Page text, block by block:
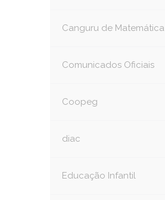
Canguru de Matemática
Comunicados Oficiais
Coopeg
diac
Educação Infantil